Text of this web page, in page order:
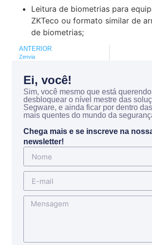
Leitura de biometrias para
ZKTeco ou formato similar de
de biometrias;
ANTERIOR
Zenvia
Ei, você!
Sim, você mesmo que está querendo
desbloquear o nível mestre das
Segware, e ainda ficar por dentro
mais quentes do mundo da
Chega mais e se inscreve na
newsletter!